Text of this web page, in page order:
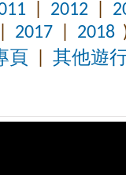
2012
2017 2018
頁
|其他遊